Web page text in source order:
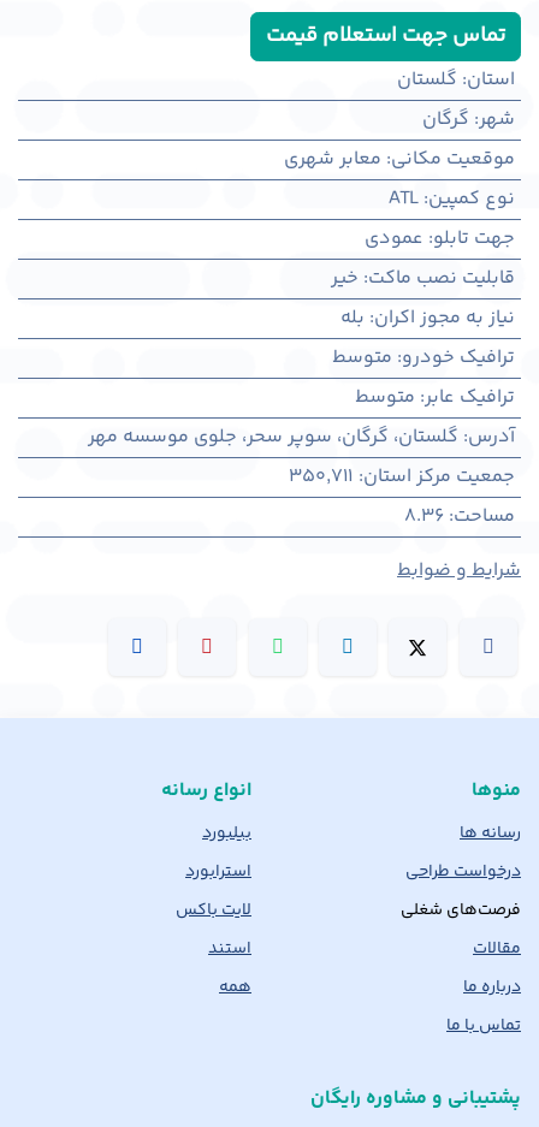
تماس جهت استعلام قیمت
استان: گلستان
شهر: گرگان
موقعیت مکانی: معابر شهری
نوع کمپین:
ATL
جهت تابلو: عمودی
قابلیت نصب ماکت: خیر
نیاز به مجوز اکران: بله
ترافیک خودرو: متوسط
ترافیک عابر: متوسط
آدرس: گلستان، گرگان، سوپر سحر، جلوی موسسه مهر
جمعیت مرکز استان:
350,711
مساحت:
8.36
شرایط و ضوابط
منوها
رسانه ها
درخواست طراحی
فرصت‌های شغلی
مقالات
درباره ما
تماس با ما
انواع رسانه
بیلبورد
استرابورد
لایت باکس
استند
همه
پشتیبانی و مشاوره رایگان